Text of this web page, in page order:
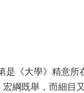
是《大學》精意所
綱既舉，而細目